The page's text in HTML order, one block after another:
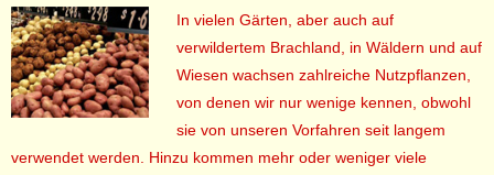
In vielen Gärten, aber auch auf
verwildertem Brachland, in Wäldern und auf
Wiesen wachsen zahlreiche Nutzpflanzen,
von denen wir nur wenige kennen, obwohl
sie von unseren Vorfahren seit langem
verwendet werden. Hinzu kommen mehr oder weniger viele